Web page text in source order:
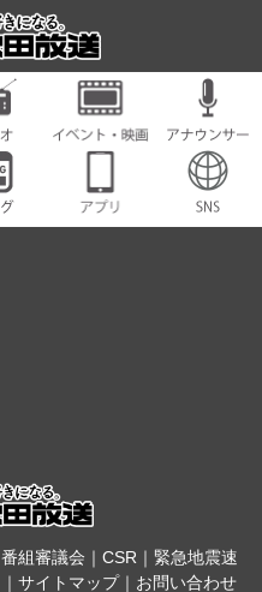
番組審議会 ｜ CSR｜ 緊急地震速
｜ サイトマップ｜ お問い合わせ